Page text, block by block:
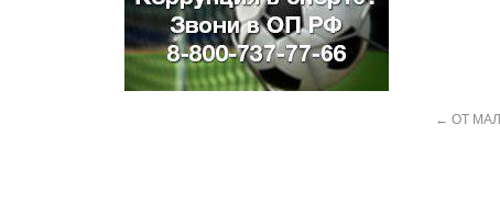
общественная палата парк пожар роща
спорт театр транспорт художники
← ОТ